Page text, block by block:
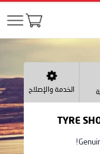
الخدمة والإصلاح
TYRE